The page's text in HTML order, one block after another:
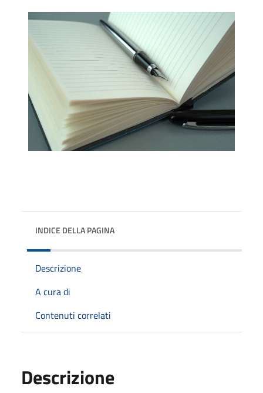
INDICE DELLA PAGINA
Descrizione
A cura di
Contenuti correlati
Descrizione